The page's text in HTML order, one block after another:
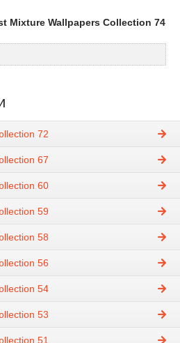
Mixture Wallpapers Collection 74
72
67
60
59
58
56
54
53
51